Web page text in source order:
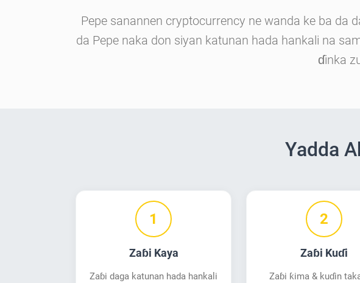
Pepe sanannen cryptocurrency ne wanda ke ba da
da Pepe naka don siyan katunan hada hankali na
ɗinka
Yadda
1
Zaɓi Kaya
Zaɓi daga katunan hada hankali
2
Zaɓi Kuɗi
Zaɓi ƙima & kuɗin